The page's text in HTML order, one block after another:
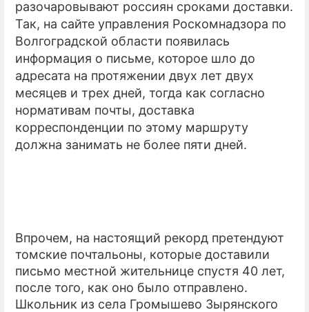
О ПРОЕКТЕ
разочаровывают россиян сроками доставки.
Так, на сайте управления Роскомнадзора по
Волгоградской области появилась
информация о письме, которое шло до
адресата на протяжении двух лет двух
месяцев и трех дней, тогда как согласно
нормативам почты, доставка
корреспонденции по этому маршруту
должна занимать не более пяти дней.
Впрочем, на настоящий рекорд претендуют
томские почтальоны, которые доставили
письмо местной жительнице спустя 40 лет,
после того, как оно было отправлено.
Школьник из села Громышево Зырянского